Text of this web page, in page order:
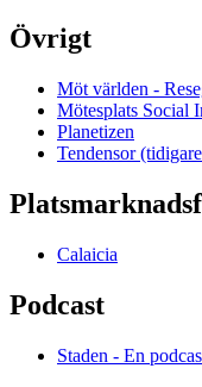
Övrigt
Möt världen -
Mötesplats Social
Planetizen
Tendensor
Calaicia
Podcast
Staden - En